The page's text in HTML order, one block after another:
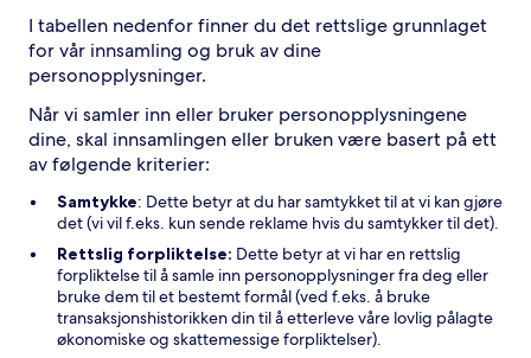
I tabellen nedenfor finner du det rettslige grunnlaget
for vår innsamling og bruk av dine
personopplysninger.
Når vi samler inn eller bruker personopplysningene
dine, skal innsamlingen eller bruken være basert på ett
av følgende kriterier:
Samtykke: Dette betyr at du har samtykket til at vi kan gjøre
det (vi vil f.eks. kun sende reklame hvis du samtykker til det).
Rettslig forpliktelse: Dette betyr at vi har en rettslig
forpliktelse til å samle inn personopplysninger fra deg eller
bruke dem til et bestemt formål (ved f.eks. å bruke
transaksjonshistorikken din til å etterleve våre lovlig pålagte
økonomiske og skattemessige forpliktelser).